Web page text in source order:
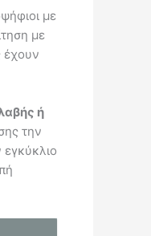
με
με
έχουν
ή
την